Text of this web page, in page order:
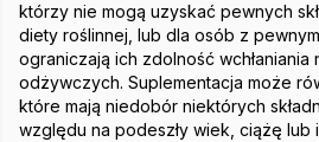
którzy nie mogą uzyskać pewnych
diety roślinnej, lub dla osób z
ograniczają ich zdolność wchłaniania
odżywczych. Suplementacja może
które mają niedobór niektórych
względu na podeszły wiek, ciążę lub